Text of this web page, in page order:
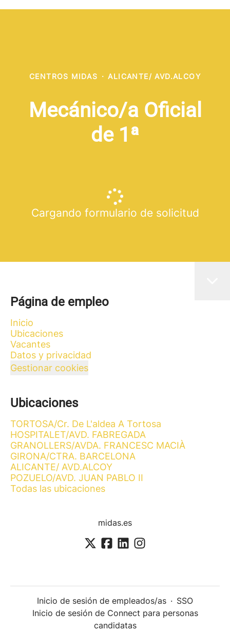
CENTROS MIDAS · ALICANTE/ AVD.ALCOY
Mecánico/a Oficial
de 1ª
Cargando formulario de solicitud
Página de empleo
Inicio
Ubicaciones
Vacantes
Datos y privacidad
Gestionar cookies
Ubicaciones
TORTOSA/Cr. De L'aldea A Tortosa
HOSPITALET/AVD. FABREGADA
GRANOLLERS/AVDA. FRANCESC MACIÀ
GIRONA/CTRA. BARCELONA
ALICANTE/ AVD.ALCOY
POZUELO/AVD. JUAN PABLO II
Todas las ubicaciones
midas.es
Inicio de sesión de empleados/as · SSO
Inicio de sesión de Connect para personas
candidatas